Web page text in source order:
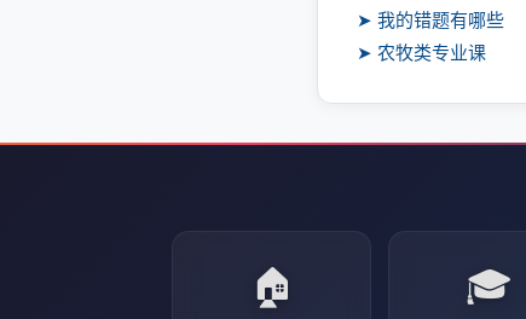
➤ 我的错题有哪些
➤ 农牧类专业课
🏠 🎓